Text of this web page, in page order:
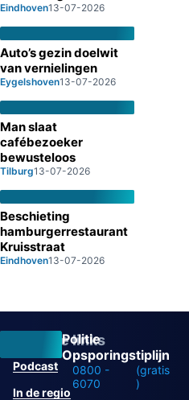
Eindhoven13-07-2026
Auto’s gezin doelwit
van vernielingen
Eygelshoven13-07-2026
Man slaat
cafébezoeker
bewusteloos
Tilburg13-07-2026
Beschieting
hamburgerrestaurant
Kruisstraat
Eindhoven13-07-2026
Politie
Opsporingstiplijn
0800 -
6070
(gratis
)
Overige links
Podcast
In de regio